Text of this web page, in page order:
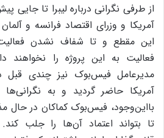
از طرفی نگرانی درباره لیبرا تا جایی
آمریکا و وزرای اقتصاد فرانسه و
این مقطع و تا شفاف نشدن
فعالیت به این پروژه را نخواهند
مدیرعامل فیس‌بوک نیز چندی قبل در
آمریکا حاضر گردید و به نگرانی‌ها
بااین‌وجود، فیس‌بوک کماکان در حال
تا بتواند اعتماد آن‌ها را جلب